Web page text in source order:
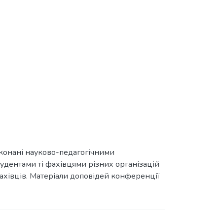
науково-педагогічними
ті фахівцями різних організацій
Матеріали доповідей конференції